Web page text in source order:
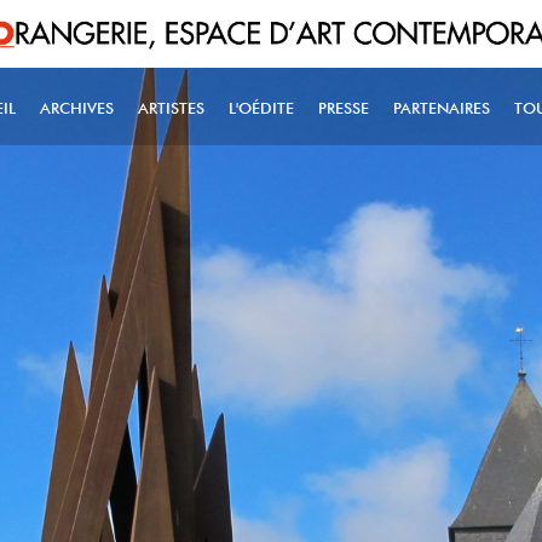
NAVIGATION
ARCHIVES ARTISTES L'OÉDITE PRESSE PARTENAIRES